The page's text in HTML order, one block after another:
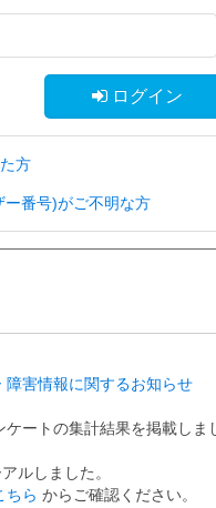
ログイン
方
ー番号)がご不明な方
害情報に関するお知らせ
ートの集計結果を掲載しま
ルしました。
ちら からご確認ください。